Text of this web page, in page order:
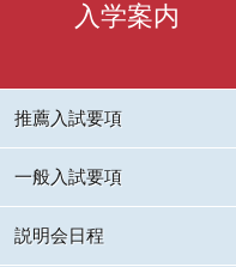
入学案内
推薦入試要項
一般入試要項
説明会日程